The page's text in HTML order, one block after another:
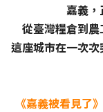
嘉義，
從臺灣糧倉到農
這座城市在一次
《嘉義被看見了》